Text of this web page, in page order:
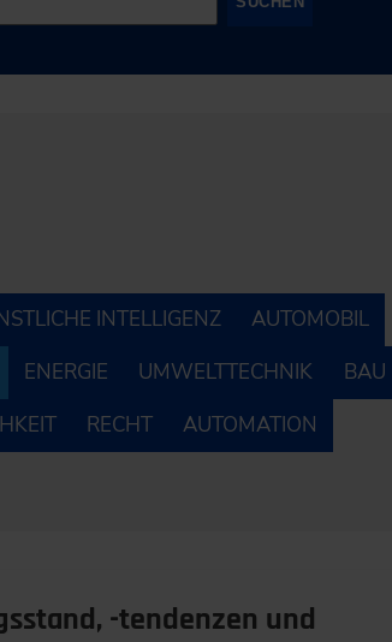
INTELLIGENZ
AUTOMOBIL
ENERGIE UMWELTTECHNIK
BAU
RECHT AUTOMATION
-tendenzen und